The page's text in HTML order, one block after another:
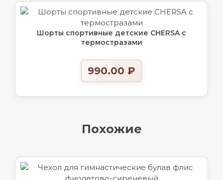
Шорты спортивные детские CHERSA с
термостразами
990.00 ₽
Похожие